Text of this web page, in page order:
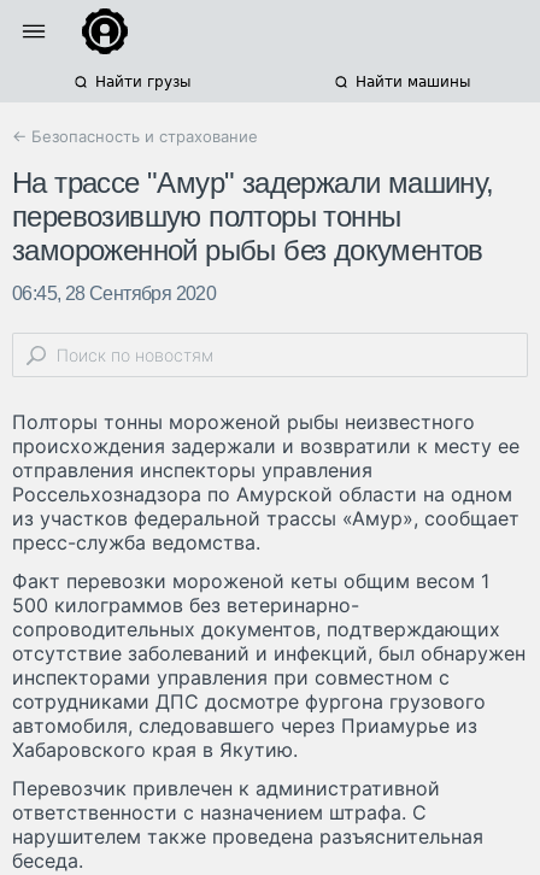
Найти грузы Найти машины
← Безопасность и страхование
На трассе "Амур" задержали машину,
перевозившую полторы тонны
замороженной рыбы без документов
06:45, 28 Сентября 2020
Полторы тонны мороженой рыбы неизвестного
происхождения задержали и возвратили к месту ее
отправления инспекторы управления
Россельхознадзора по Амурской области на одном
из участков федеральной трассы «Амур», сообщает
пресс-служба ведомства.
Факт перевозки мороженой кеты общим весом 1
500 килограммов без ветеринарно-
сопроводительных документов, подтверждающих
отсутствие заболеваний и инфекций, был обнаружен
инспекторами управления при совместном с
сотрудниками ДПС досмотре фургона грузового
автомобиля, следовавшего через Приамурье из
Хабаровского края в Якутию.
Перевозчик привлечен к административной
ответственности с назначением штрафа. С
нарушителем также проведена разъяснительная
беседа.